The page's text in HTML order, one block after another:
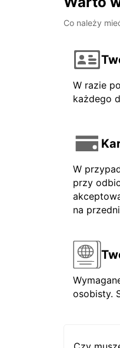
Co należy
W razie
każdego
W
przy
na
osobisty.